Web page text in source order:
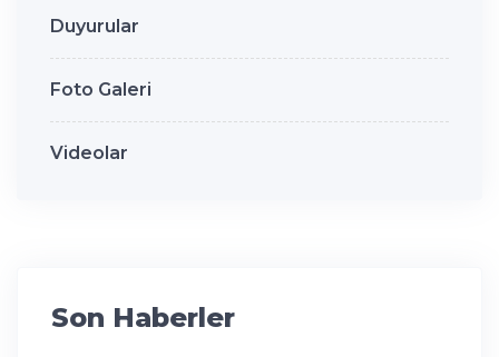
Duyurular
Foto Galeri
Videolar
Son Haberler